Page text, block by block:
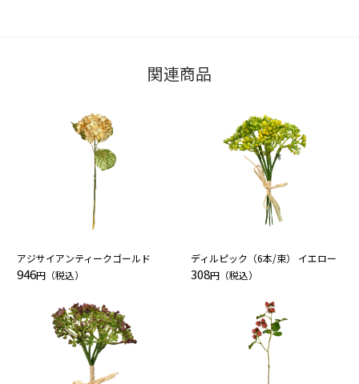
関連商品
アジサイアンティークゴールド
946円（税込）
ディルピック（6本/束） イエロー
308円（税込）